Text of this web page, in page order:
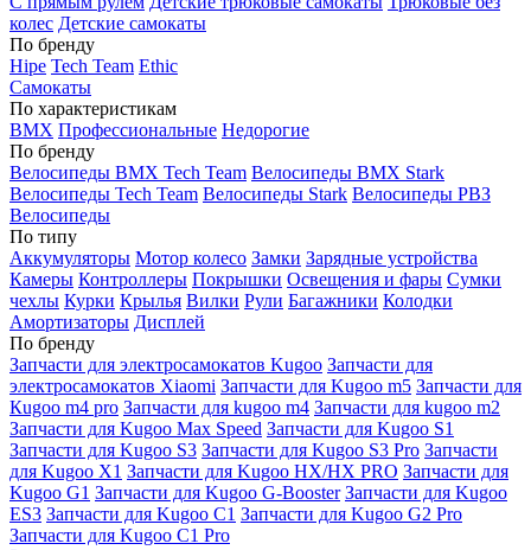
колес Детские самокаты
По бренду
Hipe Tech Team Ethic
Самокаты
По характеристикам
BMX Профессиональные Недорогие
По бренду
Велосипеды BMX Tech Team Велосипеды BMX Stark
Велосипеды Tech Team Велосипеды Stark Велосипеды РВЗ
Велосипеды
По типу
Аккумуляторы Мотор колесо Замки Зарядные устройства
Камеры Контроллеры Покрышки Освещения и фары Сумки
чехлы Курки Крылья Вилки Рули Багажники Колодки
Амортизаторы Дисплей
По бренду
Запчасти для электросамокатов Kugoo Запчасти для
электросамокатов Xiaomi Запчасти для Kugoo m5 Запчасти для
Кugoo m4 pro Запчасти для kugoo m4 Запчасти для kugoo m2
Запчасти для Kugoo Max Speed Запчасти для Kugoo S1
Запчасти для Kugoo S3 Запчасти для Kugoo S3 Pro Запчасти
для Kugoo X1 Запчасти для Kugoo HX/HX PRO Запчасти для
Kugoo G1 Запчасти для Kugoo G-Booster Запчасти для Kugoo
ES3 Запчасти для Kugoo C1 Запчасти для Kugoo G2 Pro
Запчасти для Kugoo C1 Pro